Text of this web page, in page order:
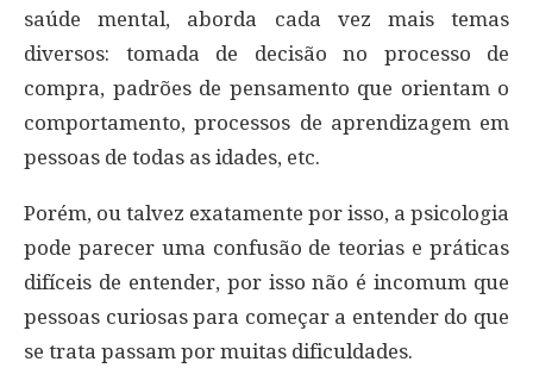
saúde mental, aborda cada vez mais temas
diversos: tomada de decisão no processo de
compra, padrões de pensamento que orientam o
comportamento, processos de aprendizagem em
pessoas de todas as idades, etc.
Porém, ou talvez exatamente por isso, a psicologia
pode parecer uma confusão de teorias e práticas
difíceis de entender, por isso não é incomum que
pessoas curiosas para começar a entender do que
se trata passam por muitas dificuldades.